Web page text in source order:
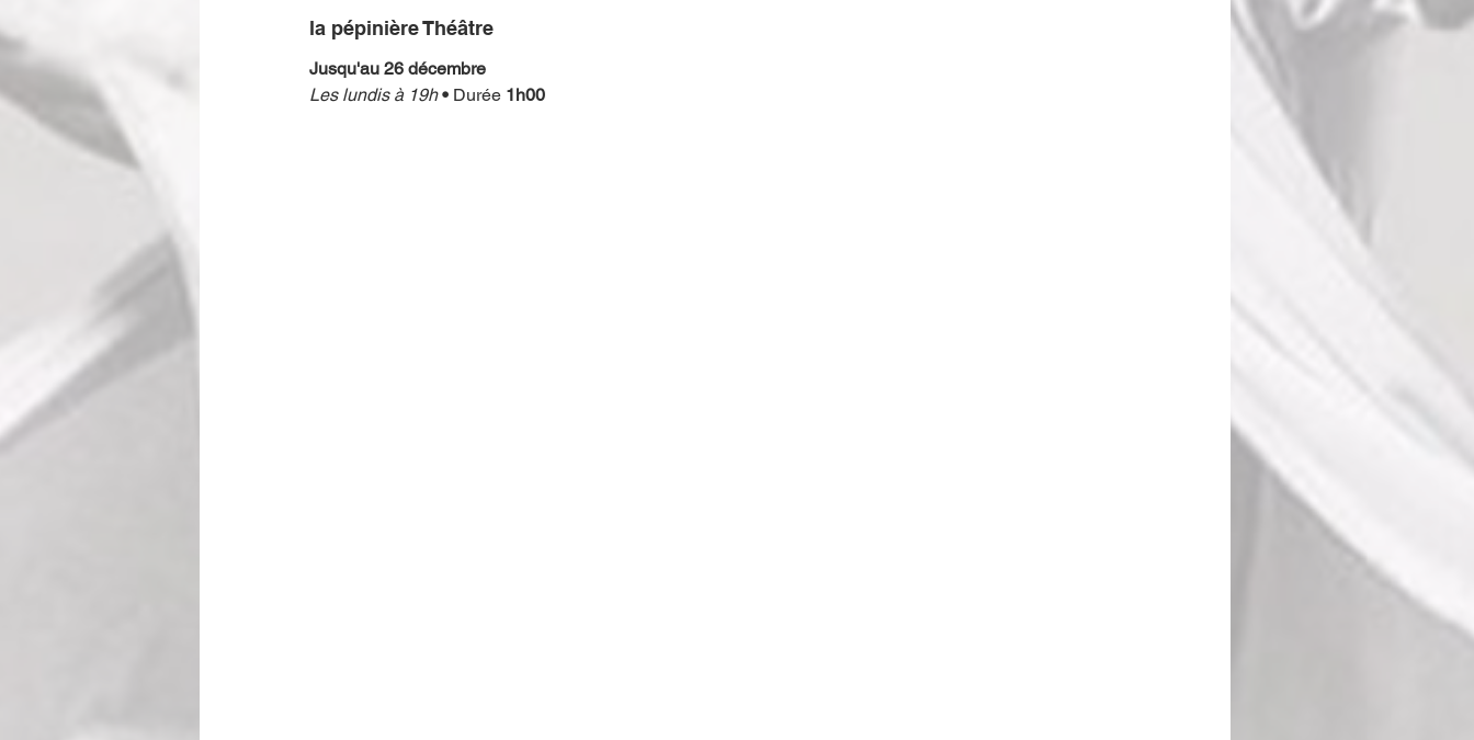
la pépinière Théâtre
Jusqu'au 26 décembre
Les lundis à 19h • Durée 1h00